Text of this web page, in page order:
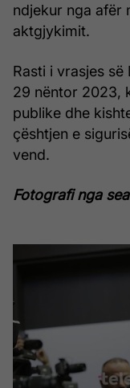
ndjekur nga afër
aktgjykimit.
Rasti i vrasjes
29 nëntor 2023,
publike dhe
çështjen e
vend.
Fotografi nga